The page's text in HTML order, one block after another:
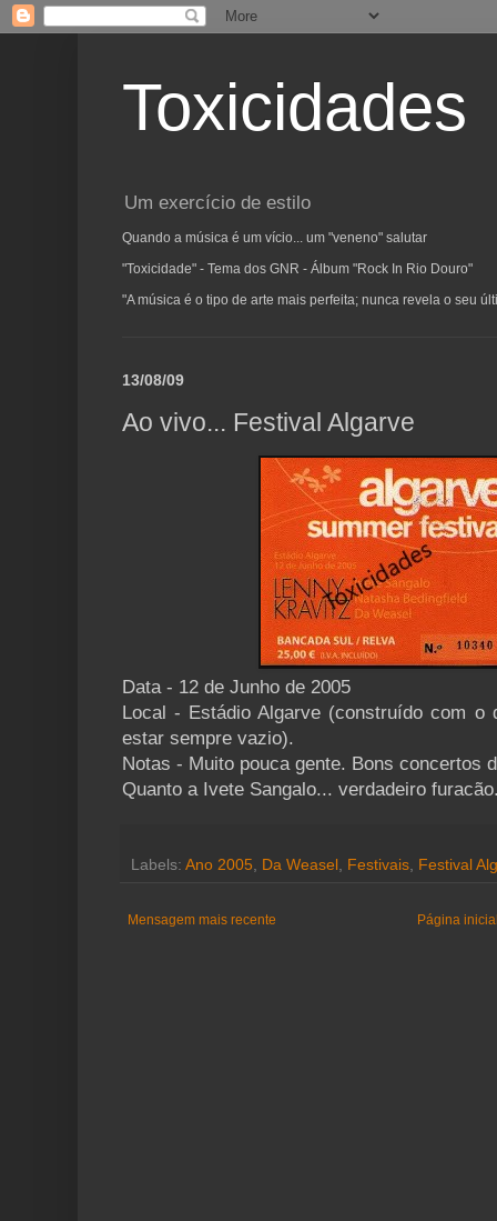
Toxicidades
Um exercício de estilo
Quando a música é um vício... um "veneno" salutar
"Toxicidade" - Tema dos GNR - Álbum "Rock In Rio Douro"
"A música é o tipo de arte mais perfeita; nunca revela o seu
13/08/09
Ao vivo... Festival Algarve
Data - 12 de Junho de 2005
Local - Estádio Algarve (construído com o
estar sempre vazio).
Notas - Muito pouca gente. Bons concertos
Quanto a Ivete Sangalo... verdadeiro
Labels: Ano 2005, Da Weasel , Festivais, Festival
Mensagem mais recente Página